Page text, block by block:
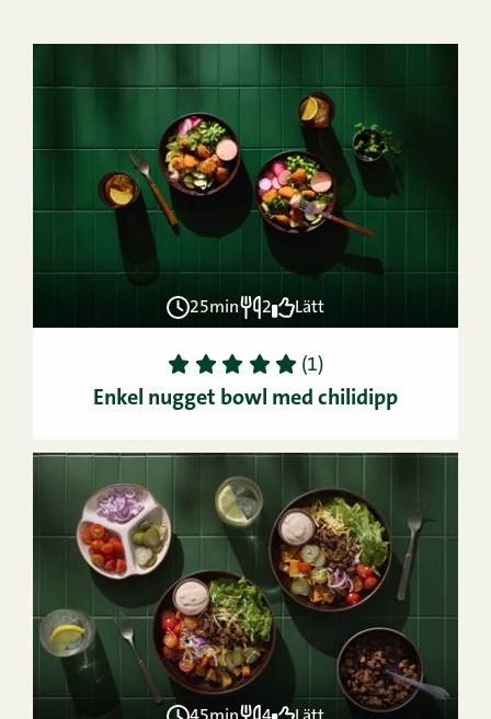
25min 2 Lätt
1 2 3 4 5 (1)
Enkel nugget bowl med chilidipp